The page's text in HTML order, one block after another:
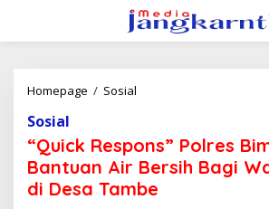
konten
Homepage / Sosial
Bima
Salurkan
Bantuan
Air
Sosial
“Quick Respons” Polres
Bantuan Air Bersih Bagi
di Desa Tambe